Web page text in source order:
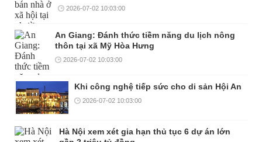
2026-07-02 10:03:00
An Giang: Đánh thức tiềm năng du lịch nông
thôn tại xã Mỹ Hòa Hưng
2026-07-02 10:03:00
Khi công nghệ tiếp sức cho di sản Hội An
2026-07-02 10:03:00
Hà Nội xem xét gia hạn thủ tục 6 dự án lớn